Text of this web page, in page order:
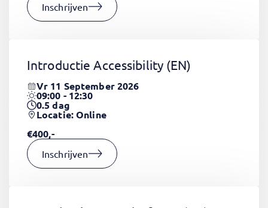
Inschrijven
Introductie Accessibility (EN)
Vr 11 September 2026
09:00 - 12:30
0.5dag
Locatie: Online
€400,-
Inschrijven